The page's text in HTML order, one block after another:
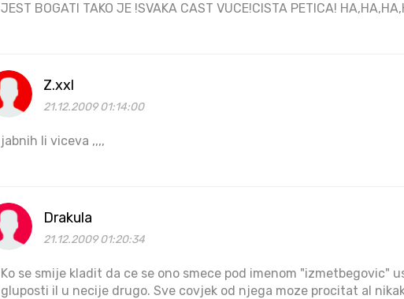
JEST BOGATI TAKO JE !SVAKA CAST VUCE!CISTA PETICA!
Z.xxl
21.12.2009 01:14:00
jabnih li viceva ,,,,
Drakula
21.12.2009 01:20:34
Ko se smije kladit da ce se ono smece pod imenom "izmetbegovic"
gluposti il u necije drugo. Sve covjek od njega moze procitat al